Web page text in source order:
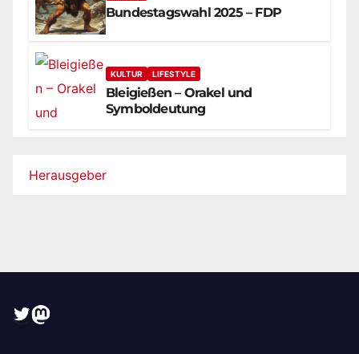
Bundestagswahl 2025 – FDP
KULTUR LIFESTYLE
Bleigießen – Orakel und
Symboldeutung
Herausgeber
Twitter
Mastodon